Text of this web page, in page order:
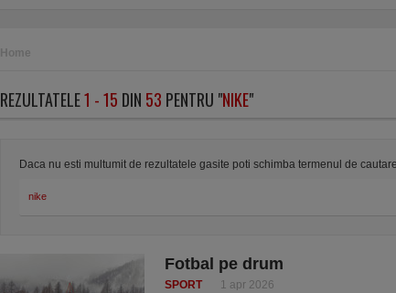
Home
REZULTATELE1 - 15 DIN 53 PENTRU "NIKE"
Daca nu esti multumit de rezultatele gasite poti schimba termenul de
Fotbal pe drum
SPORT 1 apr 2026